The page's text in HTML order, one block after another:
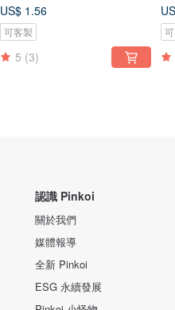
US$ 1.56
可客製
5 (3)
認識 Pinkoi
關於我們
媒體報導
全新 Pinkoi
ESG 永續發展